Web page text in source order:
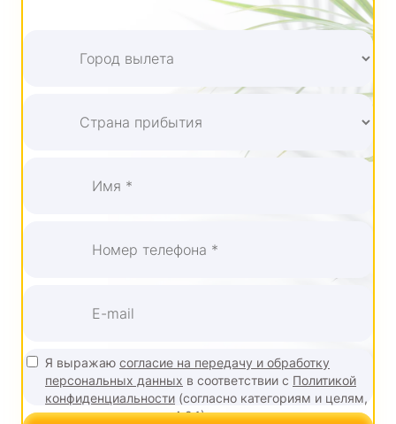
Я выражаю согласие на передачу и обработку
персональных данных в соответствии с Политикой
конфиденциальности (согласно категориям и целям,
поименованным в п. 4.2.1)